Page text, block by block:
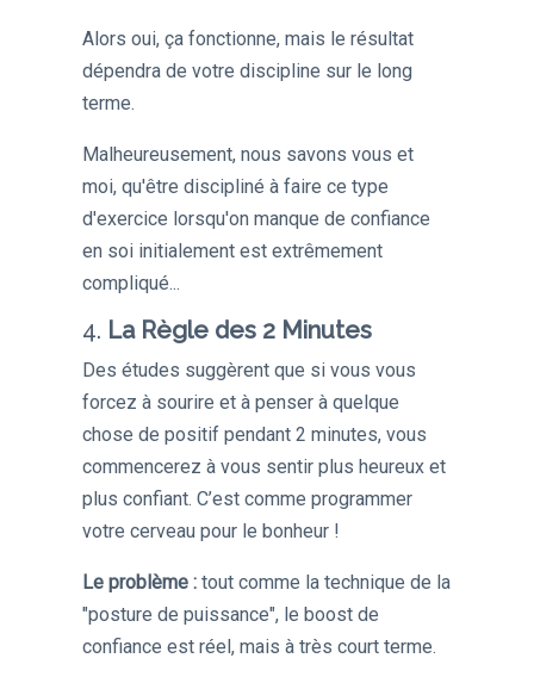
Alors oui, ça fonctionne, mais le résultat
dépendra de votre discipline sur le long
terme.
Malheureusement, nous savons vous et
moi, qu'être discipliné à faire ce type
d'exercice lorsqu'on manque de confiance
en soi initialement est extrêmement
compliqué...
4. La Règle des 2 Minutes
Des études suggèrent que si vous vous
forcez à sourire et à penser à quelque
chose de positif pendant 2 minutes, vous
commencerez à vous sentir plus heureux et
plus confiant. C’est comme programmer
votre cerveau pour le bonheur !
Le problème :tout comme la technique de la
"posture de puissance", le boost de
confiance est réel, mais à très court terme.